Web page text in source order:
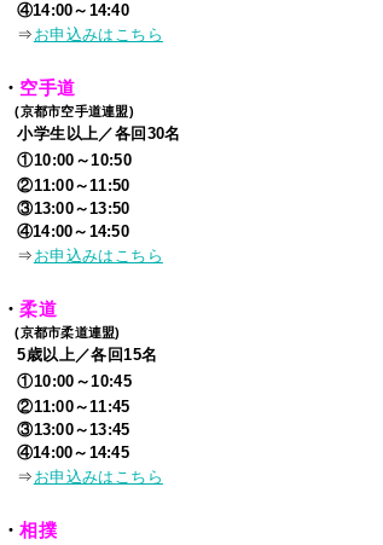
④14:00～14:40
⇒ お申込みはこちら
・ 空手道
(京都市空手道連盟)
小学生以上／各回30名
①10:00～10:50
②11:00～11:50
③13:00～13:50
④14:00～14:50
⇒ お申込みはこちら
・柔道
(京都市柔道連盟)
5歳以上／各回15名
①10:00～10:45
②11:00～11:45
③13:00～13:45
④14:00～14:45
⇒ お申込みはこちら
・相撲